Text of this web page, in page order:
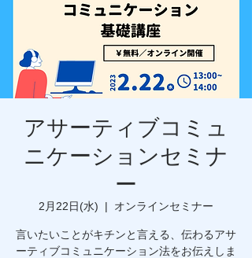
アサーティブコミュ
ニケーションセミナ
ー
2月22日(水)
  |
オンラインセミナー
言いたいことがキチンと言える、伝わるアサ
ーティブコミュニケーション法をお伝えしま